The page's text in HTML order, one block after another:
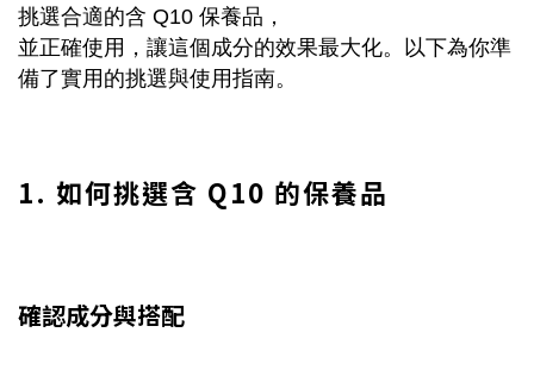
挑選合適的含 Q10 保養品，
並正確使用，讓這個成分的效果最大化。以下為你準
備了實用的挑選與使用指南。
1. 如何挑選含 Q10 的保養品
確認成分與搭配